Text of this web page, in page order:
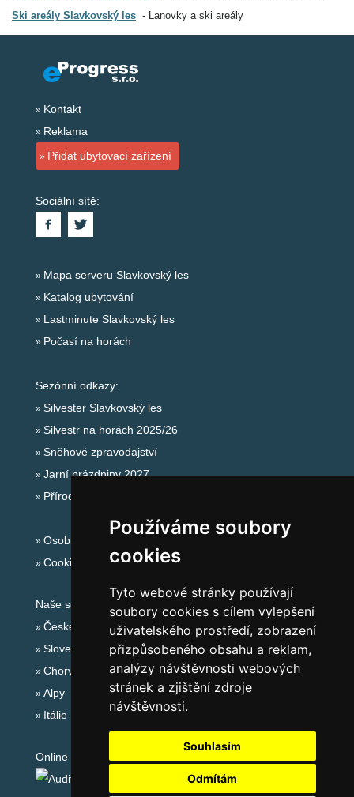
Používáme soubory
cookies
Tyto webové stránky používají
soubory cookies s cílem vylepšení
uživatelského prostředí, zobrazení
přizpůsobeného obsahu a reklam,
analýzy návštěvnosti webových
stránek a zjištění zdroje
návštěvnosti.
Souhlasím
Odmítám
Ski areály Slavkovský les
Lanovky a ski areály
Kontakt
Reklama
Přidat ubytovací zařízení
Sociální sítě:
Mapa serveru Slavkovský les
Katalog ubytování
Lastminute Slavkovský les
Počasí na horách
Sezónní odkazy:
Silvester Slavkovský les
Silvestr na horách 2025/26
Sněhové zpravodajství
Jarní prázdniny 2027
Přírodní koupaliště
Osobní údaje
Cookies
Naše servery:
České hory
Slovenské hory
Chorvatsko
Alpy
Itálie
Online audit: